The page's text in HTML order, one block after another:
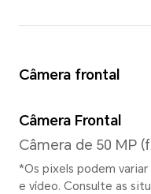
navegação